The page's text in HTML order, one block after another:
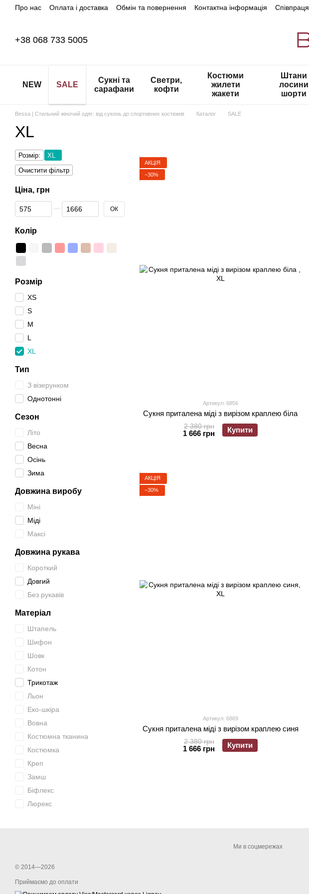
Перейти до основного контенту
Про нас Оплата і доставка Обмін та повернення Контактна інформація Співпраця
+38 068 733 5005
NEW SALE
Сукні та
сарафани
Светри,
кофти
Костюми
жилети
жакети
Штани
лосини
шорти
Bessa | Стильний жіночий одяг: від суконь до спортивних костюмів Каталог SALE
XL
АКЦІЯ
−30%
Артикул: 6856
Сукня приталена міді з вирізом краплею біла
2 380 грн
1 666 грн Купити
АКЦІЯ
−30%
Артикул: 6869
Сукня приталена міді з вирізом краплею синя
2 380 грн
1 666 грн Купити
Розмір:
XL
Очистити фільтр
Ціна, грн
Від Ціна, грн
До Ціна, грн ОК
Колір
Розмір
XS
S
M
L
XL
Тип
З візерунком
Однотонні
Сезон
Літо
Весна
Осінь
Зима
Довжина виробу
Міні
Міді
Максі
Довжина рукава
Короткий
Довгий
Без рукавів
Матеріал
Штапель
Шифон
Шовк
Котон
Трикотаж
Льон
Еко-шкіра
Вовна
Костюмна тканина
Костюмка
Креп
Замш
Біфлекс
Люрекс
© 2014—2026
Приймаємо до оплати
Ми в соцмережах